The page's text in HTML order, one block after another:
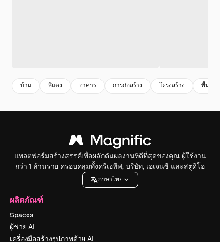
บ้าน สีแดง อาคาร การก่อสร้าง โครงสร้าง พื้นผิว
แพลตฟอร์มสร้างสรรค์เพื่อผลักดันผลงานที่ดีที่สุดของคุณ ผู้ใช้งาน
กว่า 1 ล้านราย ครอบคลุมทั้งครีเอทีฟ, บริษัท, เอเจนซี และสตูดิโอ
ภาษาไทย
ผลิตภัณฑ์
Spaces
ผู้ช่วย AI
เครื่องมือสร้างรูปภาพด้วย AI